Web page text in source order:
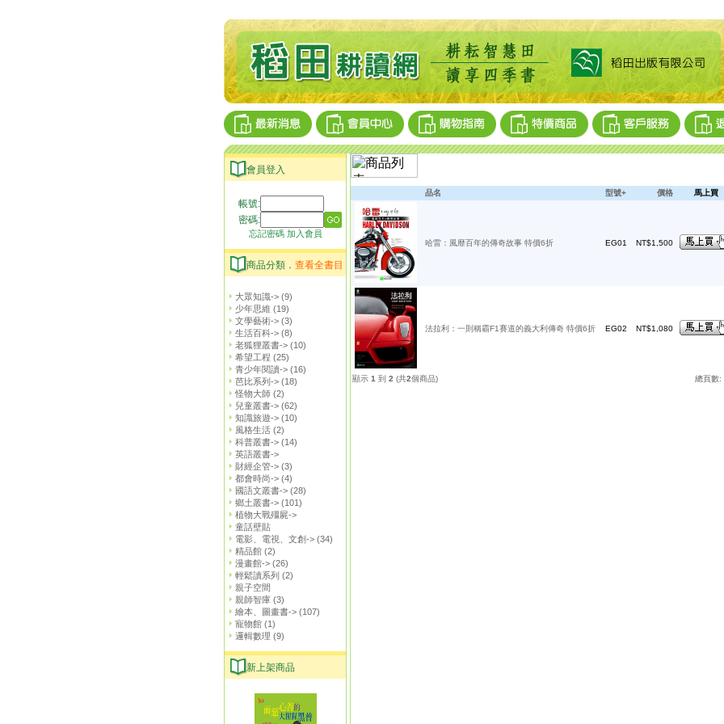
會員登入
帳號:
密碼:
忘記密碼 加入會員
商品分類． 查看全書目
大眾知識-> (9)
少年思維 (19)
文學藝術-> (3)
生活百科-> (8)
老狐狸叢書-> (10)
希望工程 (25)
青少年閱讀-> (16)
芭比系列-> (18)
怪物大師 (2)
兒童叢書-> (62)
知識旅遊-> (10)
風格生活 (2)
科普叢書-> (14)
英語叢書->
財經企管-> (3)
都會時尚-> (4)
國語文叢書-> (28)
鄉土叢書-> (101)
植物大戰殭屍->
童話壁貼
電影、電視、文創-> (34)
精品館 (2)
漫畫館-> (26)
輕鬆讀系列 (2)
親子空間
親師智庫 (3)
繪本、圖畫書-> (107)
寵物館 (1)
邏輯數理 (9)
新上架商品
品名 型號+ 價格 馬上買
哈雷：風靡百年的傳奇故事 特價6折 EG01 NT$1,500
法拉利：一則稱霸F1賽道的義大利傳奇 特價6折 EG02 NT$1,080
顯示 1 到 2 (共2個商品) 總頁